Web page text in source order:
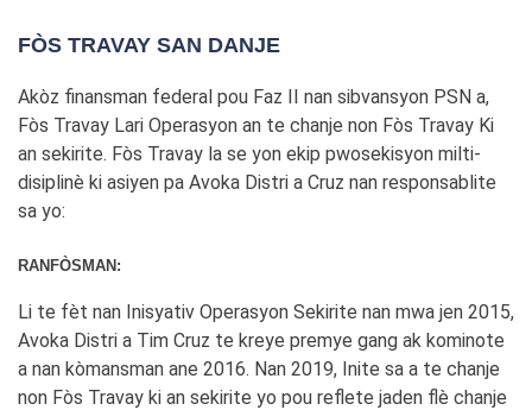
FÒS TRAVAY SAN DANJE
Akòz finansman federal pou Faz II nan sibvansyon PSN a,
Fòs Travay Lari Operasyon an te chanje non Fòs Travay Ki
an sekirite. Fòs Travay la se yon ekip pwosekisyon milti-
disiplinè ki asiyen pa Avoka Distri a Cruz nan responsablite
sa yo:
RANFÒSMAN:
Li te fèt nan Inisyativ Operasyon Sekirite nan mwa jen 2015,
Avoka Distri a Tim Cruz te kreye premye gang ak kominote
a nan kòmansman ane 2016. Nan 2019, Inite sa a te chanje
non Fòs Travay ki an sekirite yo pou reflete jaden flè chanje